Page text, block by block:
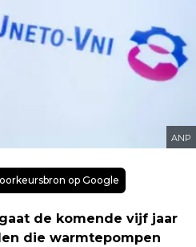
ANP
op Google
de komende vijf jaar
die warmtepompen